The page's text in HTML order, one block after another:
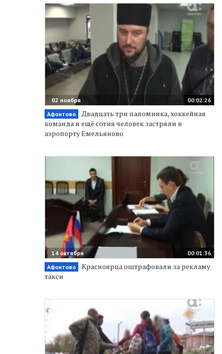
00:02:26
02 ноября
Афонтово
Двадцать три паломника, хоккейная
команда и ещё сотня человек застряли в
аэропорту Емельяново
00:01:36
14 октября
Афонтово
Красноярца оштрафовали за рекламу
такси